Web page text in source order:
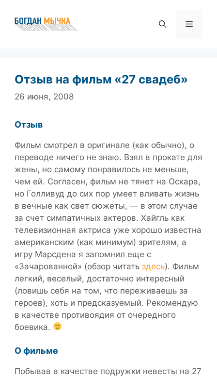
содержимому
Меню
Отзыв на фильм «27 свадеб»
26 июня, 2008
Отзыв
Фильм смотрел в оригинале (как обычно), о
переводе ничего не знаю. Взял в прокате для
жены, но самому понравилось не меньше,
чем ей. Согласен, фильм не тянет на Оскара,
но Голливуд до сих пор умеет вливать жизнь
в вечные как свет сюжеты, — в этом случае
за счет симпатичных актеров. Хайгль как
телевизионная актриса уже хорошо известна
американским (как минимум) зрителям, а
игру Марсдена я запомнил еще с
«Зачарованной» (обзор читать здесь). Фильм
легкий, веселый, достаточно интересный
(ловишь себя на том, что переживаешь за
героев), хоть и предсказуемый. Рекомендую
в качестве противоядия от очередного
боевика.
О фильме
Побывав в качестве подружки невесты на 27